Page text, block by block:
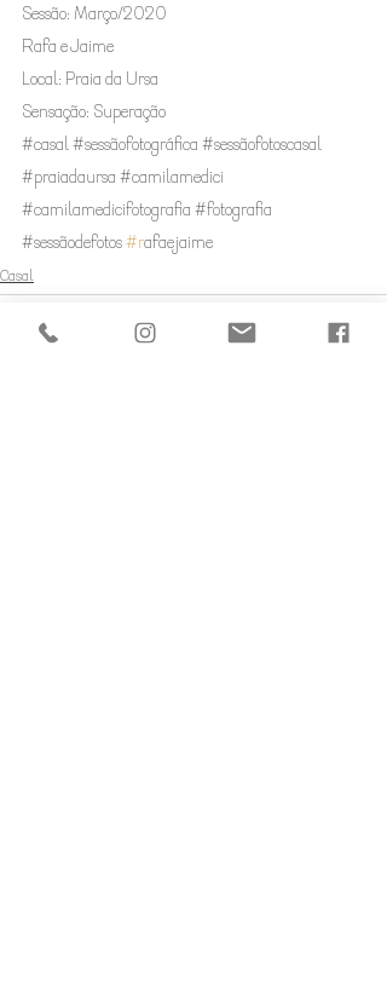
Sessão: Março/2020
Rafa e Jaime
Local: Praia da Ursa
Sensação: Superação
#casal #sessãofotográfica #sessãofotoscasal
#praiadaursa #camilamedici
#camilamedicifotografia #fotografia
#sessãodefotos#rafaejaime
Casal